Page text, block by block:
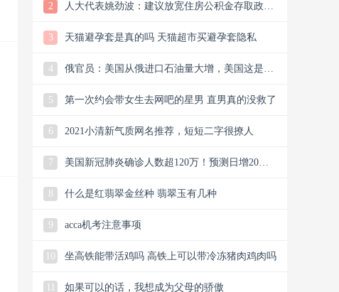
2
人大代表姚劲波：建议放宽住房公积金存取政策
3
天猫避孕套是真的吗 天猫超市买避孕套隐私
4
俄官员：美国从俄进口石油量大增，美国这是双
5
第一次约会带女生去网吧的星男 直男真的没救了
6 2021小清新气质网名推荐，短短二字很撩人
7
美国新冠肺炎确诊人数超120万！预测日增20
8
什么是红翡翠金丝种 翡翠玉有几种
9 acca机考注意事项
10 坐高铁能带活鸡吗 高铁上可以带冷冻猪肉鸡肉吗
如果可以的话，我想成为父母的骄傲